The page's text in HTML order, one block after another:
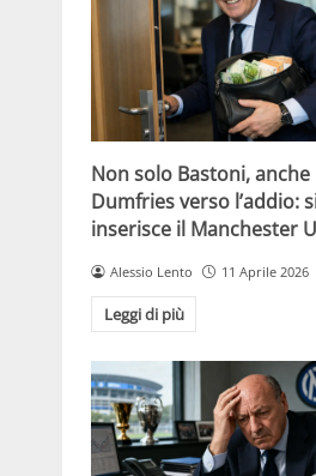
Non solo Bastoni, anche
Dumfries verso l’addio:
inserisce il Manchester
Alessio Lento 11 Aprile 2026
Leggi di più